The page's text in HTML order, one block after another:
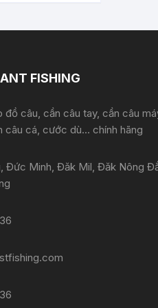
FISHING
đồ câu, cần câu tay, cần câu
câu cá, cước dù... chính hãng
Đức Minh, Đăk Mil, Đăk Nông